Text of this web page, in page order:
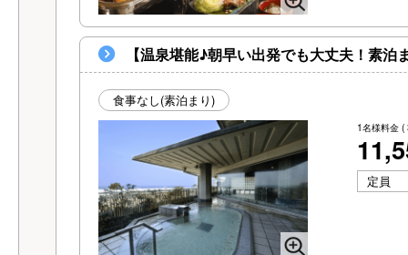
【温泉堪能♪朝早い出発でも大丈夫！素
食事なし(素泊まり)
1名様料金 (
定員